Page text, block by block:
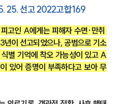
미나
상담예약
상담예약
25. 선고 2022고합169
고인 A에게는 피해자 수면·만취
년이 선고되었으나, 공범으로 기소
별 기억에 착오 가능성이 있고 A
있어 증명이 부족하다고 보아 무